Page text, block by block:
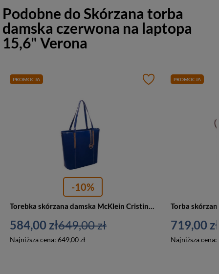
Podobne doSkórzana torba
damska czerwona na laptopa
15,6" Verona
PROMOCJA
-10%
Torebka skórzana damska McKlein Cristina shopper A4 granatowa
584,00 zł
Najniższa cena: 649,00 zł
649,00 zł
PROMOCJA
719,00 zł
Najniższa cena: